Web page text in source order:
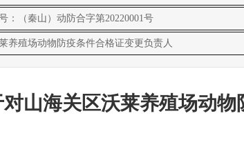
：（秦山）动防合字第20220001号
养殖场动物防疫条件合格证变更负责人
山海关区沃莱养殖场动